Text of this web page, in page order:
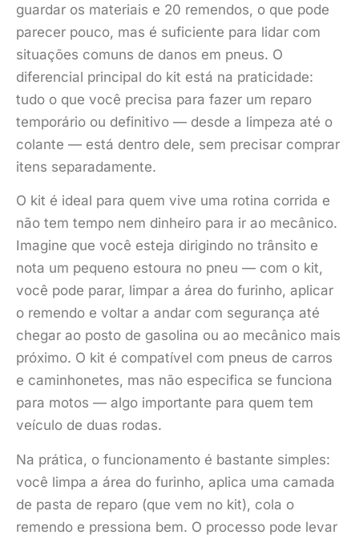
guardar os materiais e 20 remendos, o que pode
parecer pouco, mas é suficiente para lidar com
situações comuns de danos em pneus. O
diferencial principal do kit está na praticidade:
tudo o que você precisa para fazer um reparo
temporário ou definitivo — desde a limpeza até o
colante — está dentro dele, sem precisar comprar
itens separadamente.
O kit é ideal para quem vive uma rotina corrida e
não tem tempo nem dinheiro para ir ao mecânico.
Imagine que você esteja dirigindo no trânsito e
nota um pequeno estoura no pneu — com o kit,
você pode parar, limpar a área do furinho, aplicar
o remendo e voltar a andar com segurança até
chegar ao posto de gasolina ou ao mecânico mais
próximo. O kit é compatível com pneus de carros
e caminhonetes, mas não especifica se funciona
para motos — algo importante para quem tem
veículo de duas rodas.
Na prática, o funcionamento é bastante simples:
você limpa a área do furinho, aplica uma camada
de pasta de reparo (que vem no kit), cola o
remendo e pressiona bem. O processo pode levar